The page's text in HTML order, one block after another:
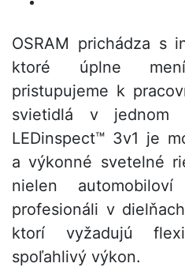
OSRAM prichádza s
ktoré úplne
pristupujeme k
svietidlá v jednom
LEDinspect™ 3v1 je
a výkonné svetelné
nielen
profesionáli v
ktorí vyžadujú
spoľahlivý výkon.